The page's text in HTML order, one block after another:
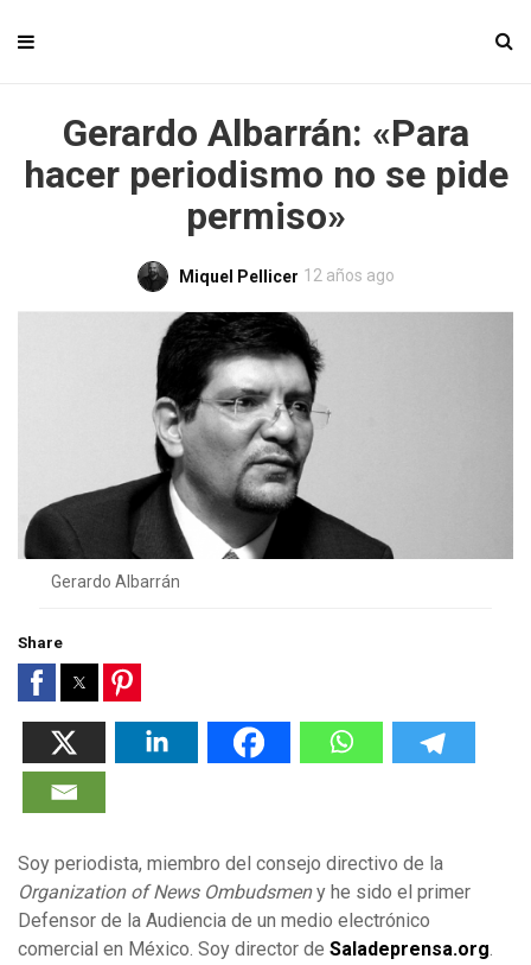
Gerardo Albarrán: «Para
hacer periodismo no se pide
permiso»
Miquel Pellicer 12 años ago
Gerardo Albarrán
Share
Soy periodista, miembro del consejo directivo de la
Organization of News Ombudsmeny he sido el primer
Defensor de la Audiencia de un medio electrónico
comercial en México. Soy director de Saladeprensa.org.